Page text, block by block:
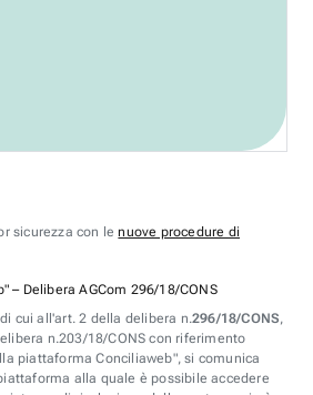
sicurezza con lenuove procedure di
– Delibera AGCom 296/18/CONS
cui all'art. 2 della delibera n.296/18/CONS,
n.203/18/CONS con riferimento
piattaforma Conciliaweb", si comunica
alla quale è possibile accedere